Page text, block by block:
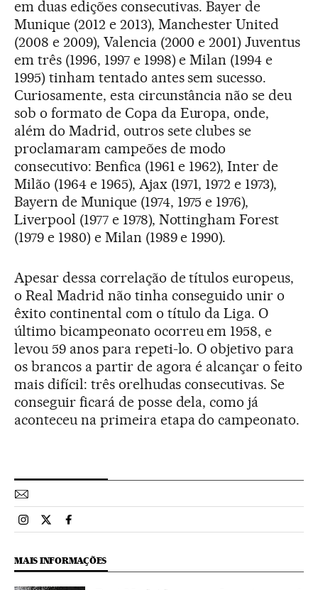
em duas edições consecutivas. Bayer de
Munique (2012 e 2013), Manchester United
(2008 e 2009), Valencia (2000 e 2001) Juventus
em três (1996, 1997 e 1998) e Milan (1994 e
1995) tinham tentado antes sem sucesso.
Curiosamente, esta circunstância não se deu
sob o formato de Copa da Europa, onde,
além do Madrid, outros sete clubes se
proclamaram campeões de modo
consecutivo: Benfica (1961 e 1962), Inter de
Milão (1964 e 1965), Ajax (1971, 1972 e 1973),
Bayern de Munique (1974, 1975 e 1976),
Liverpool (1977 e 1978), Nottingham Forest
(1979 e 1980) e Milan (1989 e 1990).
Apesar dessa correlação de títulos europeus,
o Real Madrid não tinha conseguido unir o
êxito continental com o título da Liga. O
último bicampeonato ocorreu em 1958, e
levou 59 anos para repeti-lo. O objetivo para
os brancos a partir de agora é alcançar o feito
mais difícil: três orelhudas consecutivas. Se
conseguir ficará de posse dela, como já
aconteceu na primeira etapa do campeonato.
Esportes El País Brasil en Instagram
Esportes El País Brasil en Twitter
Esportes El País Brasil en Facebook
MAIS INFORMAÇÕES